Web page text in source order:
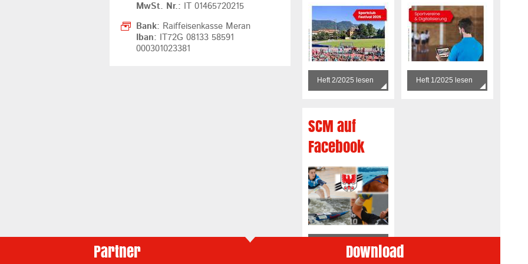
MwSt. Nr.:
IT 01465720215
Bank: Raiffeisenkasse Meran
Iban:
IT72G 08133 58591
000301023381
Heft 2/2025 lesen Heft 1/2025 lesen
SCM auf
Facebook
Partner Download